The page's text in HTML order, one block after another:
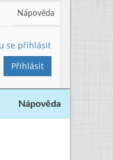
Nápověda
se přihlásit
Nápověda